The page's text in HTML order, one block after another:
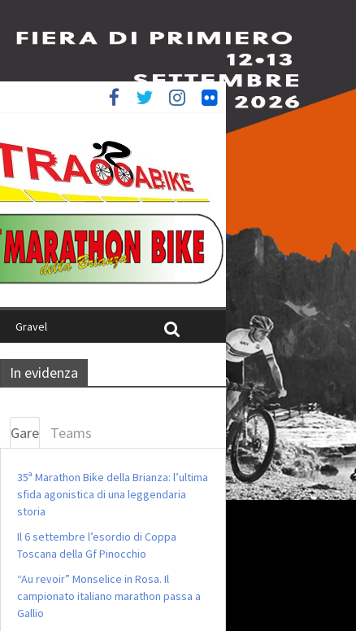
Gravel
In evidenza
Gare Teams
35ª Marathon Bike della Brianza: l’ultima
sfida agonistica di una leggendaria
storia
Il 6 settembre l’esordio di Coppa
Toscana della Gf Pinocchio
“Au revoir” Monselice in Rosa. Il
campionato italiano marathon passa a
Gallio